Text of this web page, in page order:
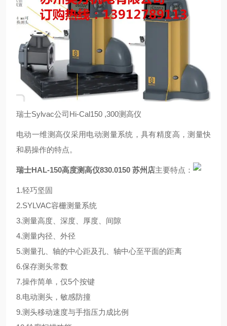
瑞士Sylvac公司Hi-Cal150 ,300测高仪
电动一维测高仪采用电动测量系统，具有精度高，测量快
和易操作的特点。
瑞士HAL-150高度测高仪830.0150 苏州店主要特点：
1.轻巧坚固
2.SYLVAC容栅测量系统
3.测量高度、深度、厚度、间隙
4.测量内径、外径
5.测量孔、轴的中心距及孔、轴中心至平面的距离
6.保存测头常数
7.操作简单，仅5个按键
8.电动测头，敏感防撞
9.测头移动速度与手指压力成比例